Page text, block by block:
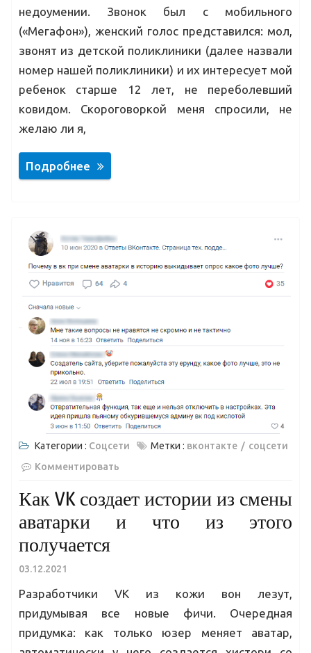
недоумении. Звонок был с мобильного
(«Мегафон»), женский голос представился: мол,
звонят из детской поликлиники (далее назвали
номер нашей поликлиники) и их интересует мой
ребенок старше 12 лет, не переболевший
ковидом. Скороговоркой меня спросили, не
желаю ли я,
Подробнее
Категории : Соцсети Метки : вконтакте
соцсети
Комментировать
Как VK создает истории из смены
аватарки и что из этого
получается
03.12.2021
Разработчики VK из кожи вон лезут,
придумывая все новые фичи. Очередная
придумка: как только юзер меняет аватар,